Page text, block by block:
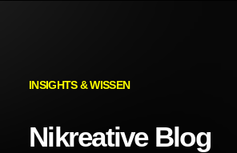
INSIGHTS & WISSEN
Nikreative Blog